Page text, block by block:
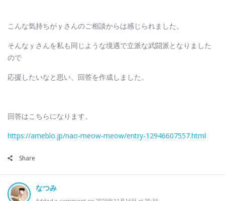
こんな気持ちがｙさんのご相談からは感じられました。
そんなｙさんを私も同じような境遇で立派な武闘派となりました
ので
応援したいなと思い、回答を作成しました。
回答はこちらになります。
https://ameblo.jp/nao-meow-meow/entry-12946607557.html
Share
なつみ